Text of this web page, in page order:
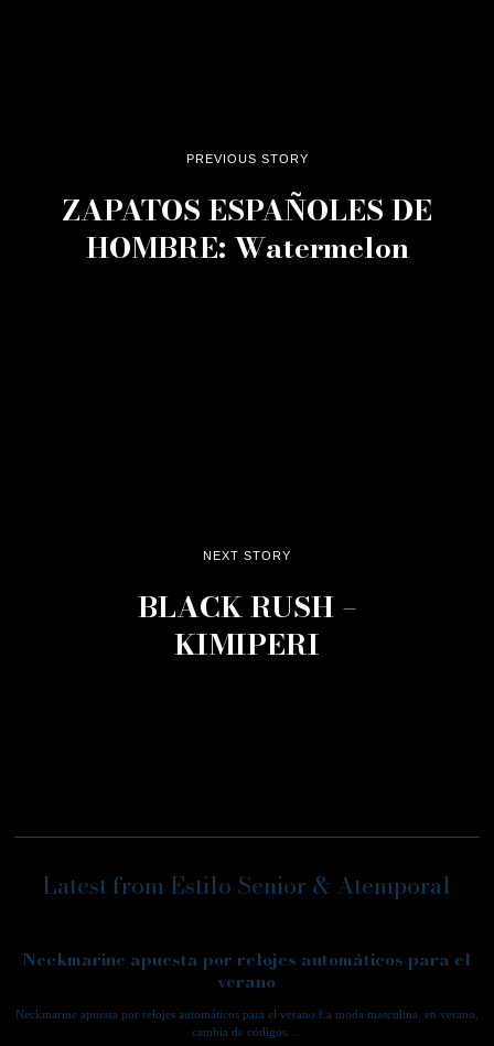
PREVIOUS STORY
ZAPATOS ESPAÑOLES DE
HOMBRE: Watermelon
NEXT STORY
BLACK RUSH –
KIMIPERI
Latest from Estilo Senior & Atemporal
Neckmarine apuesta por relojes automáticos para el
verano
Neckmarine apuesta por relojes automáticos para el verano La moda masculina, en verano,
cambia de códigos.…